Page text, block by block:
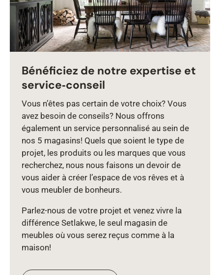
Bénéficiez de notre expertise et
service‑conseil
Vous n’êtes pas certain de votre choix? Vous
avez besoin de conseils? Nous offrons
également un service personnalisé au sein de
nos 5 magasins! Quels que soient le type de
projet, les produits ou les marques que vous
recherchez, nous nous faisons un devoir de
vous aider à créer l’espace de vos rêves et à
vous meubler de bonheurs.
Parlez‑nous de votre projet et venez vivre la
différence Setlakwe, le seul magasin de
meubles où vous serez reçus comme à la
maison!